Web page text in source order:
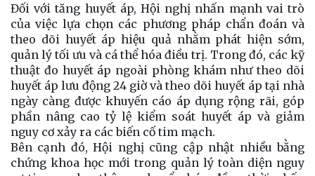
Đối với tăng huyết áp, Hội nghị nhấn mạnh vai trò
của việc lựa chọn các phương pháp chẩn đoán và
theo dõi huyết áp hiệu quả nhằm phát hiện sớm,
quản lý tối ưu và cá thể hóa điều trị. Trong đó, các kỹ
thuật đo huyết áp ngoài phòng khám như theo dõi
huyết áp lưu động 24 giờ và theo dõi huyết áp tại nhà
ngày càng được khuyến cáo áp dụng rộng rãi, góp
phần nâng cao tỷ lệ kiểm soát huyết áp và giảm
nguy cơ xảy ra các biến cố tim mạch.
Bên cạnh đó, Hội nghị cũng cập nhật nhiều bằng
chứng khoa học mới trong quản lý toàn diện nguy